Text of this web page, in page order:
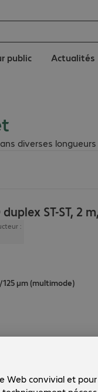
public Actualités
diverses
ST-ST, 2
:
125 µm (multimode)
ST-ST 1 m,
: